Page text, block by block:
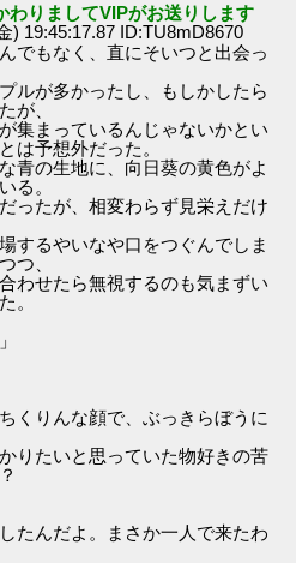
わりましてVIPがお送りします
) 19:45:17.87 ID:TU8mD8670
でもなく、直にそいつと出会っ
ルが多かったし、もしかしたら
が、
集まっているんじゃないかとい
は予想外だった。
青の生地に、向日葵の黄色がよ
る。
ったが、相変わらず見栄えだけ
するやいなや口をつぐんでしま
つ、
わせたら無視するのも気まずい
。
くりんな顔で、ぶっきらぼうに
りたいと思っていた物好きの苦
たんだよ。まさか一人で来たわ